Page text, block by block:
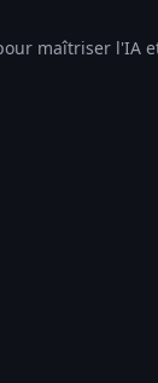
maîtriser l'IA